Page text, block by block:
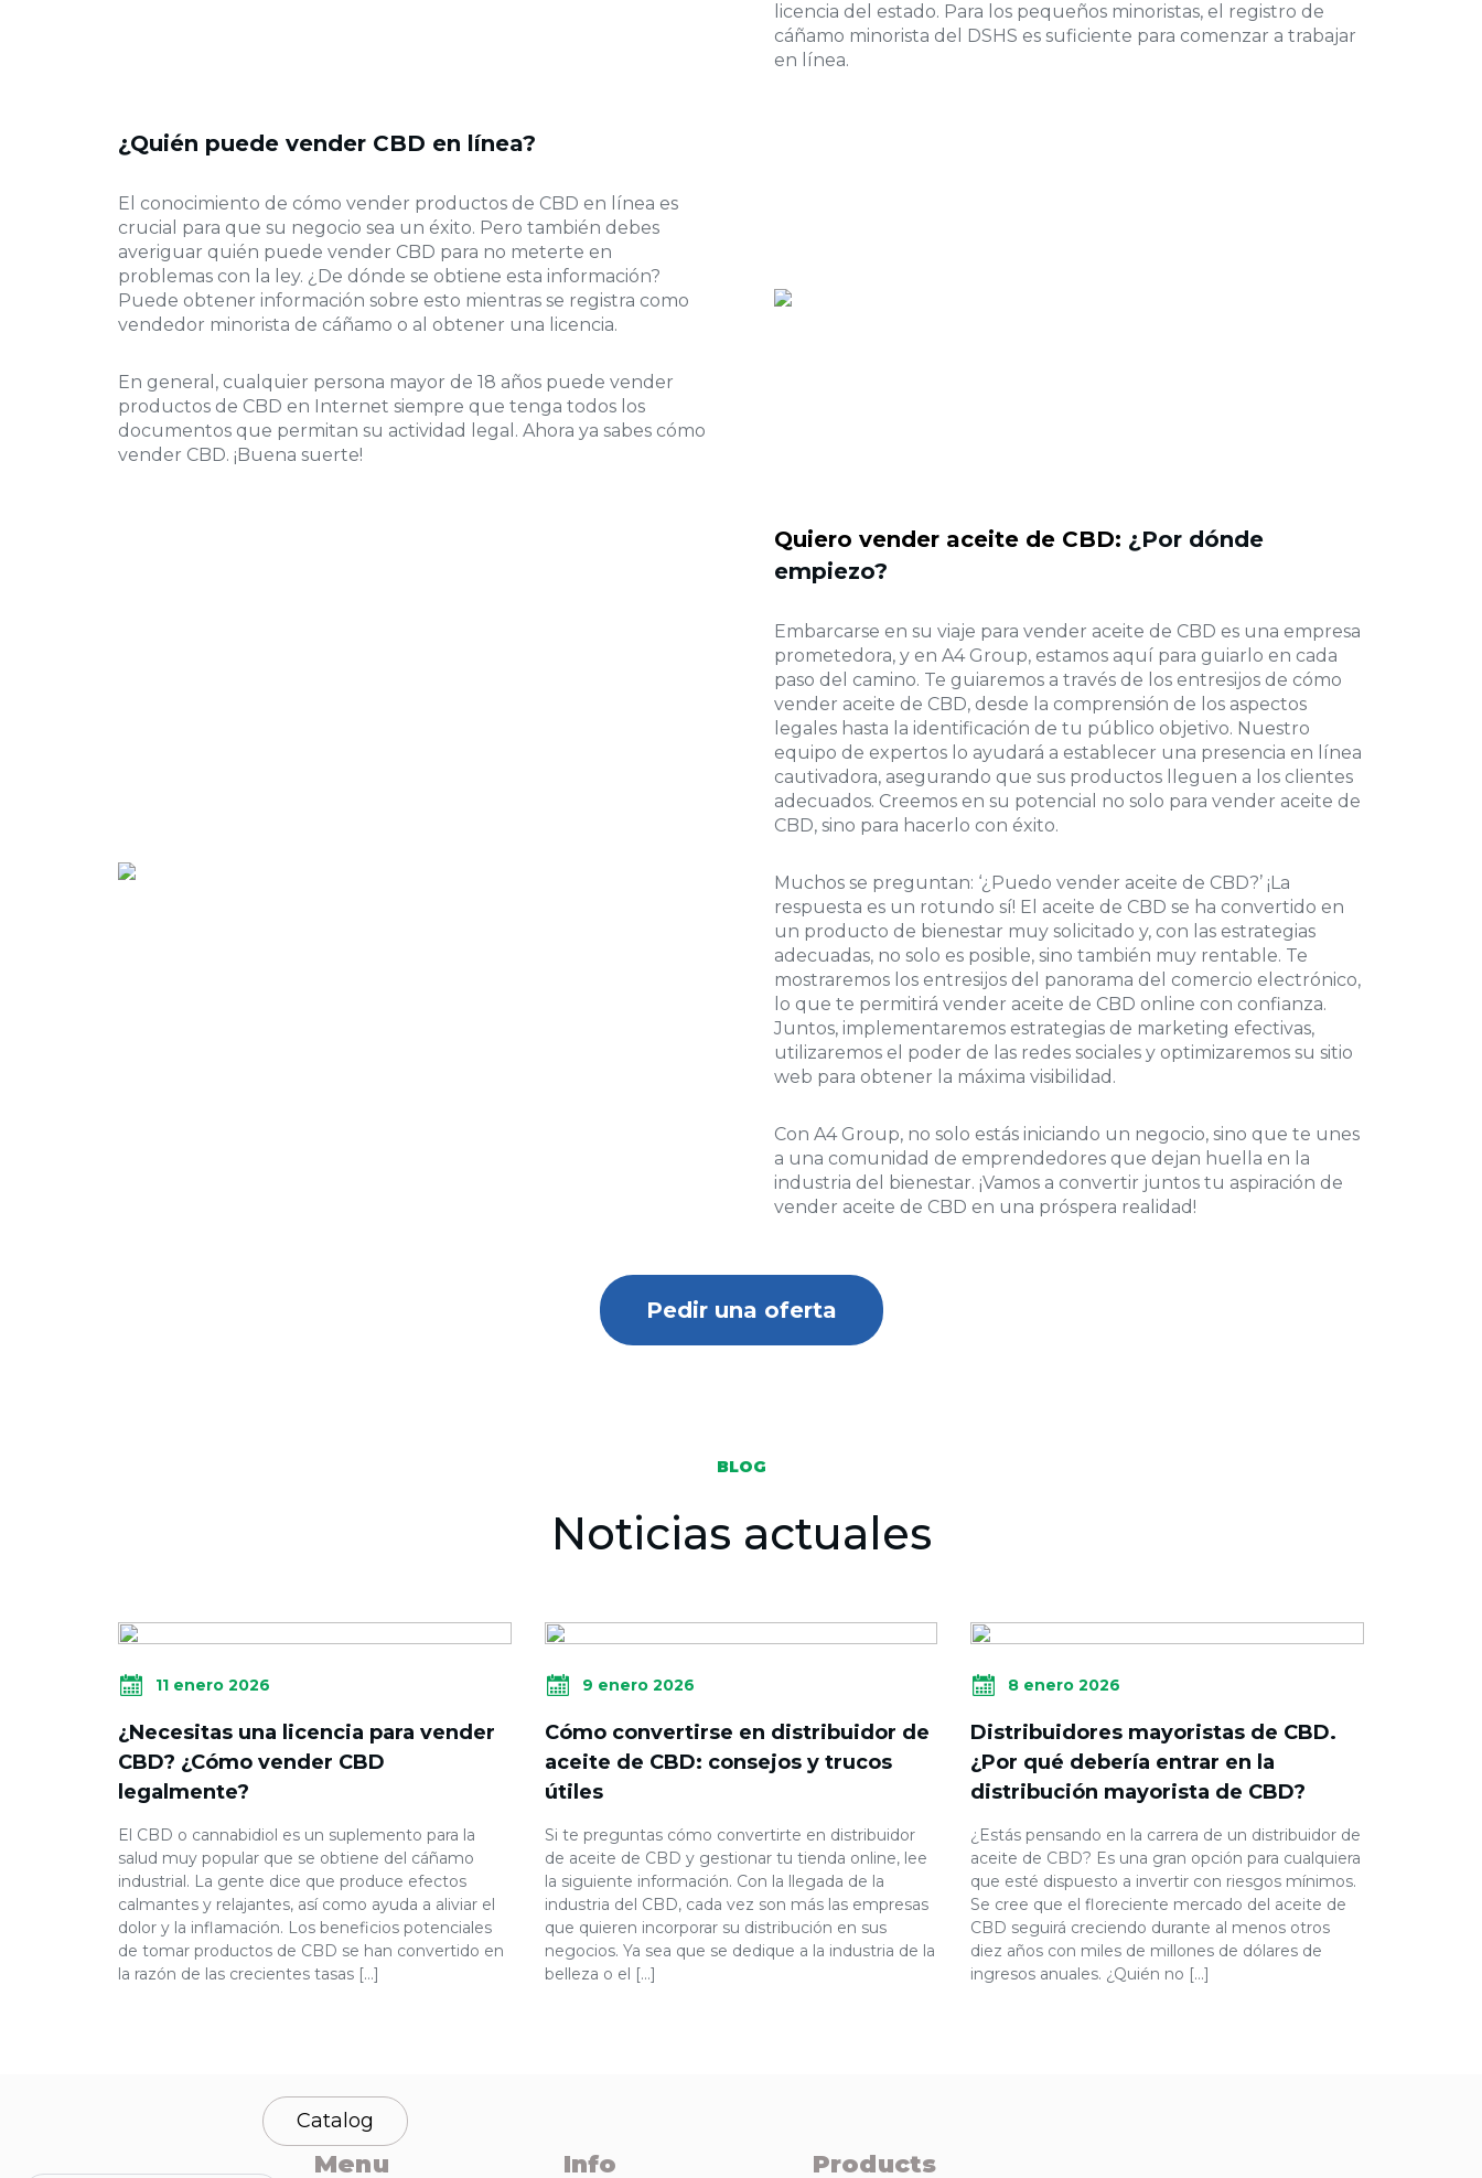
licencia del estado. Para los pequeños minoristas, el registro de
cáñamo minorista del DSHS es suficiente para comenzar a trabajar
en línea.
¿Quién puede vender CBD en línea?
El conocimiento de cómo vender productos de CBD en línea es
crucial para que su negocio sea un éxito. Pero también debes
averiguar quién puede vender CBD para no meterte en
problemas con la ley. ¿De dónde se obtiene esta información?
Puede obtener información sobre esto mientras se registra como
vendedor minorista de cáñamo o al obtener una licencia.
En general, cualquier persona mayor de 18 años puede vender
productos de CBD en Internet siempre que tenga todos los
documentos que permitan su actividad legal. Ahora ya sabes cómo
vender CBD. ¡Buena suerte!
Quiero vender aceite de CBD: ¿Por dónde
empiezo?
Embarcarse en su viaje para vender aceite de CBD es una empresa
prometedora, y en A4 Group, estamos aquí para guiarlo en cada
paso del camino. Te guiaremos a través de los entresijos de cómo
vender aceite de CBD, desde la comprensión de los aspectos
legales hasta la identificación de tu público objetivo. Nuestro
equipo de expertos lo ayudará a establecer una presencia en línea
cautivadora, asegurando que sus productos lleguen a los clientes
adecuados. Creemos en su potencial no solo para vender aceite de
CBD, sino para hacerlo con éxito.
Muchos se preguntan: ‘¿Puedo vender aceite de CBD?’ ¡La
respuesta es un rotundo sí! El aceite de CBD se ha convertido en
un producto de bienestar muy solicitado y, con las estrategias
adecuadas, no solo es posible, sino también muy rentable. Te
mostraremos los entresijos del panorama del comercio electrónico,
lo que te permitirá vender aceite de CBD online con confianza.
Juntos, implementaremos estrategias de marketing efectivas,
utilizaremos el poder de las redes sociales y optimizaremos su sitio
web para obtener la máxima visibilidad.
Con A4 Group, no solo estás iniciando un negocio, sino que te unes
a una comunidad de emprendedores que dejan huella en la
industria del bienestar. ¡Vamos a convertir juntos tu aspiración de
vender aceite de CBD en una próspera realidad!
Pedir una oferta
BLOG
Noticias actuales
11 enero 2026
¿Necesitas una licencia para vender
CBD? ¿Cómo vender CBD
legalmente?
El CBD o cannabidiol es un suplemento para la
salud muy popular que se obtiene del cáñamo
industrial. La gente dice que produce efectos
calmantes y relajantes, así como ayuda a aliviar el
dolor y la inflamación. Los beneficios potenciales
de tomar productos de CBD se han convertido en
la razón de las crecientes tasas […]
9 enero 2026
Cómo convertirse en distribuidor de
aceite de CBD: consejos y trucos
útiles
Si te preguntas cómo convertirte en distribuidor
de aceite de CBD y gestionar tu tienda online, lee
la siguiente información. Con la llegada de la
industria del CBD, cada vez son más las empresas
que quieren incorporar su distribución en sus
negocios. Ya sea que se dedique a la industria de la
belleza o el […]
8 enero 2026
Distribuidores mayoristas de CBD.
¿Por qué debería entrar en la
distribución mayorista de CBD?
¿Estás pensando en la carrera de un distribuidor de
aceite de CBD? Es una gran opción para cualquiera
que esté dispuesto a invertir con riesgos mínimos.
Se cree que el floreciente mercado del aceite de
CBD seguirá creciendo durante al menos otros
diez años con miles de millones de dólares de
ingresos anuales. ¿Quién no […]
Catalog
Menu Info Products